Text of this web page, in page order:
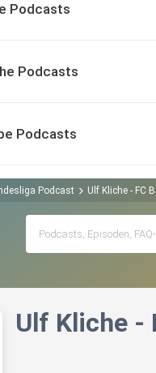
Podcasts
Podcasts
Podcasts
Podcast Ulf Kliche - FC
Ulf Kliche -